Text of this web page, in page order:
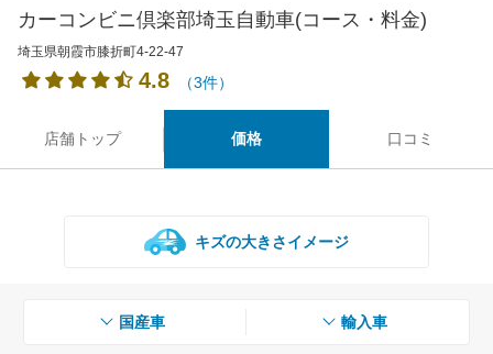
カーコンビニ倶楽部埼玉自動車(コース・料金)
埼玉県朝霞市膝折町4-22-47
4.8 （3件）
店舗トップ 価格 口コミ
キズの大きさイメージ
国産車 輸入車